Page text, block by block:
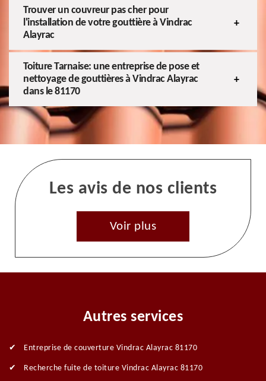
Trouver un couvreur pas cher pour
l'installation de votre gouttière à Vindrac
Alayrac
Toiture Tarnaise: une entreprise de pose et
nettoyage de gouttières à Vindrac Alayrac
dans le 81170
Les avis de nos clients
Voir plus
Autres services
Entreprise de couverture Vindrac Alayrac 81170
Recherche fuite de toiture Vindrac Alayrac 81170